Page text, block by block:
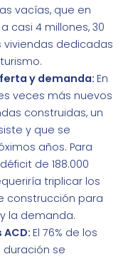
vacías, que en
casi 4 millones, 30
dedicadas
y demanda: En
veces más nuevos
construidas, un
y que se
años. Para
de 188.000
triplicar los
construcción para
la demanda.
El 76% de los
se